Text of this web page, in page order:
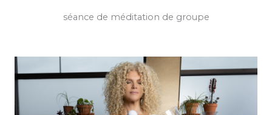
séance de méditation de groupe